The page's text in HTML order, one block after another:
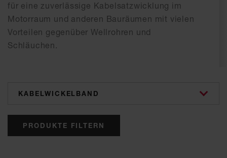
für eine zuverlässige Kabelsatzwicklung im
Motorraum und anderen Bauräumen mit vielen
Vorteilen gegenüber Wellrohren und
Schläuchen.
categories
PRODUKTE FILTERN